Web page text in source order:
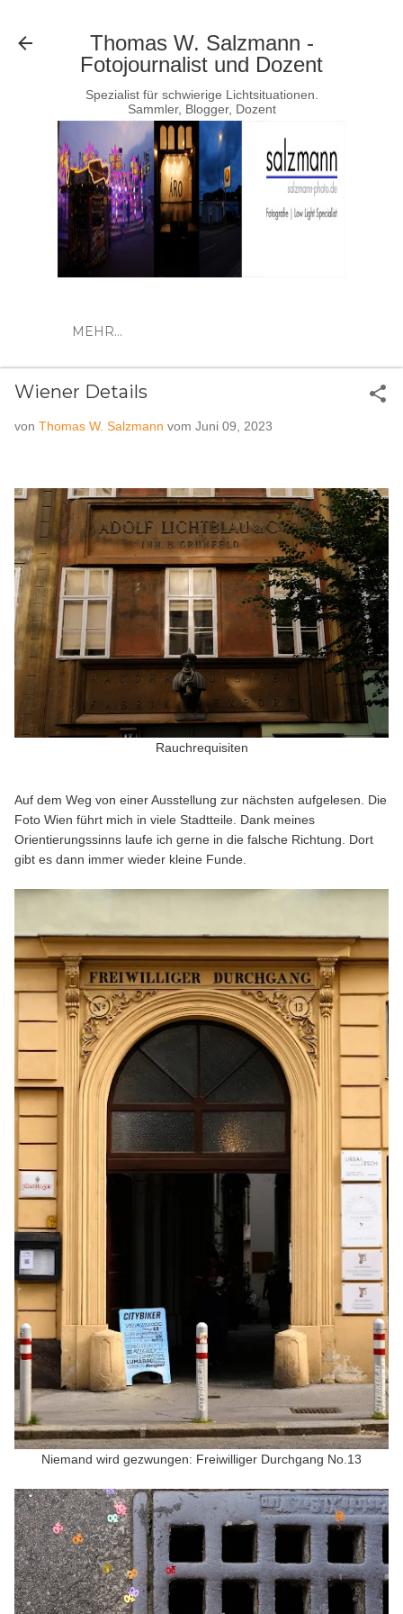
Thomas W. Salzmann -
Fotojournalist und Dozent
Spezialist für schwierige Lichtsituationen.
Sammler, Blogger, Dozent
MEHR…
Wiener Details
von Thomas W. Salzmann vom Juni 09, 2023
Rauchrequisiten
Auf dem Weg von einer Ausstellung zur nächsten aufgelesen. Die
Foto Wien führt mich in viele Stadtteile. Dank meines
Orientierungssinns laufe ich gerne in die falsche Richtung. Dort
gibt es dann immer wieder kleine Funde.
Niemand wird gezwungen: Freiwilliger Durchgang No.13